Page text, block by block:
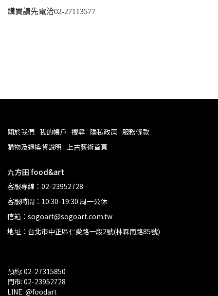
購買請先電洽02-27113577
關於我們 我的帳戶 搜尋 隱私政策 服務條款
購物及退換貨說明 上古藝術首頁
九方田 food&art
客服專線：02-23952728
客服時間：10:30-19:30 周一公休
信箱：sogoart@sogoart.com.tw
地址：台北市中正區仁愛路一段2號(林森南路85號)
預約: 02-27315850
門市: 02-23952728
LINE: @foodart